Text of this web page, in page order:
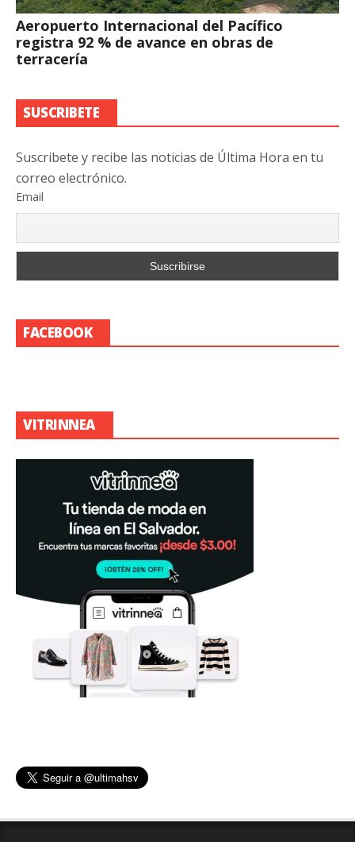
Aeropuerto Internacional del Pacífico
registra 92 % de avance en obras de
terracería
SUSCRIBETE
Suscribete y recibe las noticias de Última Hora en tu
correo electrónico.
Email
FACEBOOK
VITRINNEA